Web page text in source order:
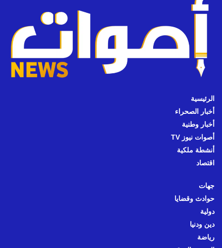
الرئيسية
أخبار الصحراء
أخبار وطنية
أصوات نيوز TV
أنشطة ملكية
اقتصاد
جهات
حوادث وقضايا
دولية
دين ودنيا
رياضة